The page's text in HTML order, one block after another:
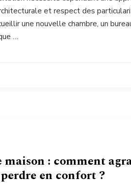
et respect des
une nouvelle chambre, un
…
maison : comment
en confort ?